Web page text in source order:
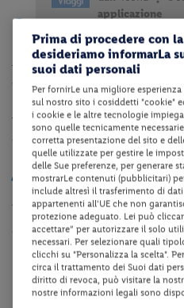
Camere
Le camereStandarddispongono di
TV, minibar (consumazione a
Wi-Fi.
Le camereSuperiordispongono di
TV, minibar (consumazione a
collegamento internet Wi-Fi.
Animali
Animali non ammessi.
CIN: IT074007B500022935
Calcola il tuo
I costi variano a seconda del
Prima di procedere con
desideriamo informarLa
suoi dati personali
Per fornirLe una migliore
sul nostro sito i cosiddetti "cookie"
i cookie e le altre tecnologie
sono quelle tecnicamente
corretta presentazione del sito e
quelle utilizzate per gestire le
delle Sue preferenze, per generare
mostrarLe contenuti (pubblicitari)
include altresì il trasferimento di
appartenenti all'UE che non
protezione adeguato. Lei può
accettare” per autorizzare il solo
necessari. Per selezionare quali
clicchi su "Personalizza la scelta".
circa il trattamento dei Suoi dati
diritto di revoca, può visitare la
nostre informazioni legali sono